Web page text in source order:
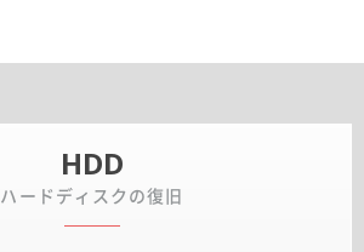
HDD
ハードディスクの復旧